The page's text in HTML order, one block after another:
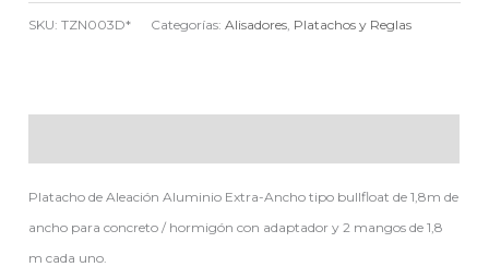
SKU:TZN003D* Categorías:Alisadores Platachos y Reglas
Platacho de Aleación Aluminio Extra-Ancho tipo bullfloat de 1,8m de
ancho para concreto / hormigón con adaptador y 2 mangos de 1,8
m cada uno.